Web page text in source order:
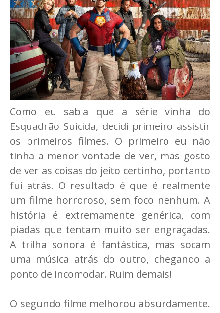
Como eu sabia que a série vinha do
Esquadrão Suicida, decidi primeiro assistir
os primeiros filmes. O primeiro eu não
tinha a menor vontade de ver, mas gosto
de ver as coisas do jeito certinho, portanto
fui atrás. O resultado é que é realmente
um filme horroroso, sem foco nenhum. A
história é extremamente genérica, com
piadas que tentam muito ser engraçadas.
A trilha sonora é fantástica, mas socam
uma música atrás do outro, chegando a
ponto de incomodar. Ruim demais!
O segundo filme melhorou absurdamente.